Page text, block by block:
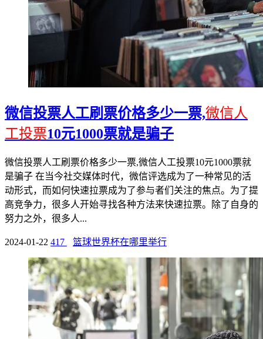
微信投票人工刷票价格多少一票,微信人
工投票10元1000票就是骗子
微信投票人工刷票价格多少一票,微信人工投票10元1000票就
是骗子 在当今社交媒体时代，微信评选成为了一种常见的活
动形式，而如何快速拉票成为了参与者们关注的焦点。为了提
高竞争力，很多人开始寻找各种方法来快速拉票。除了自身的
努力之外，很多人...
2024-01-22 417 篮球世界杯在哪里举行